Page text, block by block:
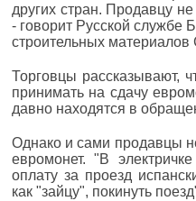
других стран. Продавцу не
- говорит Русской службе
строительных материалов
Торговцы рассказывают,
принимать на сдачу
давно находятся в
Однако и сами продавцы
евромонет. "В
оплату за проезд
как "зайцу", покинуть